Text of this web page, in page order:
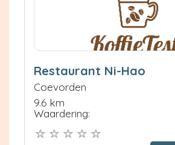
Restaurant Ni-Hao
Coevorden
9.6 km
Waardering: